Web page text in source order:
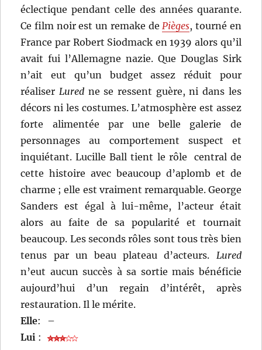
éclectique pendant celle des années quarante.
Ce film noir est un remake dePièges, tourné en
France par Robert Siodmack en 1939 alors qu’il
avait fui l’Allemagne nazie. Que Douglas Sirk
n’ait eut qu’un budget assez réduit pour
réaliser Luredne se ressent guère, ni dans les
décors ni les costumes. L’atmosphère est assez
forte alimentée par une belle galerie de
personnages au comportement suspect et
inquiétant. Lucille Ball tient le rôle central de
cette histoire avec beaucoup d’aplomb et de
charme ; elle est vraiment remarquable. George
Sanders est égal à lui-même, l’acteur était
alors au faite de sa popularité et tournait
beaucoup. Les seconds rôles sont tous très bien
tenus par un beau plateau d’acteurs. Lured
n’eut aucun succès à sa sortie mais bénéficie
aujourd’hui d’un regain d’intérêt, après
restauration. Il le mérite.
Elle:
–
Lui :